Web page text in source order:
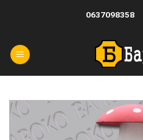
0637098358